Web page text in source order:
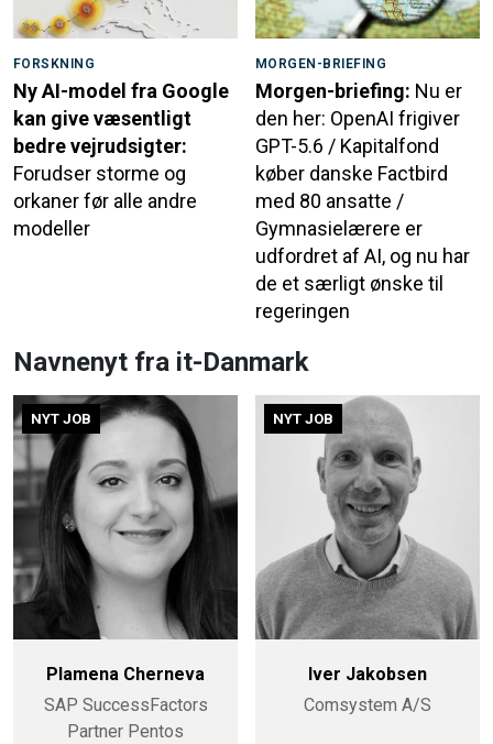
FORSKNING
Ny AI-model fra Google
kan give væsentligt
bedre vejrudsigter:
Forudser storme og
orkaner før alle andre
modeller
MORGEN-BRIEFING
Morgen-briefing: Nu er
den her: OpenAI frigiver
GPT-5.6 / Kapitalfond
køber danske Factbird
med 80 ansatte /
Gymnasielærere er
udfordret af AI, og nu har
de et særligt ønske til
regeringen
Navnenyt fra it-Danmark
NYT JOB
Plamena Cherneva
SAP SuccessFactors
Partner Pentos
NYT JOB
Iver Jakobsen
Comsystem A/S